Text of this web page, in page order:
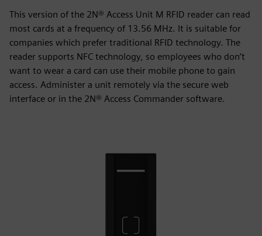
This version of the 2N® Access Unit M RFID reader can read
most cards at a frequency of 13.56 MHz. It is suitable for
companies which prefer traditional RFID technology. The
reader supports NFC technology, so employees who don’t
want to wear a card can use their mobile phone to gain
access. Administer a unit remotely via the secure web
interface or in the 2N® Access Commander software.